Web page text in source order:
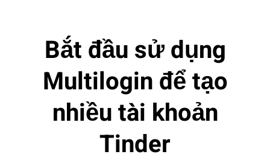
Bắt đầu sử dụng
Multilogin để tạo
nhiều tài khoản
Tinder